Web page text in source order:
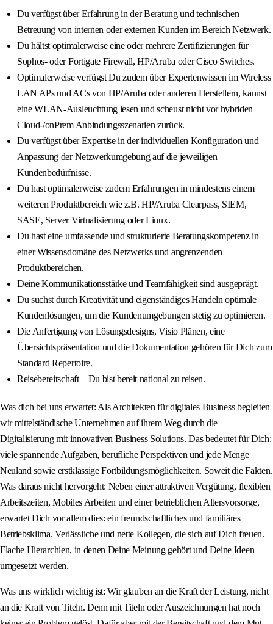
Du verfügst über Erfahrung in der Beratung und technischen
Betreuung von internen oder externen Kunden im Bereich Netzwerk.
Du hältst optimalerweise eine oder mehrere Zertifizierungen für
Sophos- oder Fortigate Firewall, HP/Aruba oder Cisco Switches.
Optimalerweise verfügst Du zudem über Expertenwissen im Wireless
LAN APs und ACs von HP/Aruba oder anderen Herstellern, kannst
eine WLAN-Ausleuchtung lesen und scheust nicht vor hybriden
Cloud-/onPrem Anbindungsszenarien zurück.
Du verfügst über Expertise in der individuellen Konfiguration und
Anpassung der Netzwerkumgebung auf die jeweiligen
Kundenbedürfnisse.
Du hast optimalerweise zudem Erfahrungen in mindestens einem
weiteren Produktbereich wie z.B. HP/Aruba Clearpass, SIEM,
SASE, Server Virtualisierung oder Linux.
Du hast eine umfassende und strukturierte Beratungskompetenz in
einer Wissensdomäne des Netzwerks und angrenzenden
Produktbereichen.
Deine Kommunikationsstärke und Teamfähigkeit sind ausgeprägt.
Du suchst durch Kreativität und eigenständiges Handeln optimale
Kundenlösungen, um die Kundenumgebungen stetig zu optimieren.
Die Anfertigung von Lösungsdesigns, Visio Plänen, eine
Übersichtspräsentation und die Dokumentation gehören für Dich zum
Standard Repertoire.
Reisebereitschaft – Du bist bereit national zu reisen.
Was dich bei uns erwartet: Als Architekten für digitales Business begleiten
wir mittelständische Unternehmen auf ihrem Weg durch die
Digitalisierung mit innovativen Business Solutions. Das bedeutet für Dich:
viele spannende Aufgaben, berufliche Perspektiven und jede Menge
Neuland sowie erstklassige Fortbildungsmöglichkeiten. Soweit die Fakten.
Was daraus nicht hervorgeht: Neben einer attraktiven Vergütung, flexiblen
Arbeitszeiten, Mobiles Arbeiten und einer betrieblichen Altersvorsorge,
erwartet Dich vor allem dies: ein freundschaftliches und familiäres
Betriebsklima. Verlässliche und nette Kollegen, die sich auf Dich freuen.
Flache Hierarchien, in denen Deine Meinung gehört und Deine Ideen
umgesetzt werden.
Was uns wirklich wichtig ist: Wir glauben an die Kraft der Leistung, nicht
an die Kraft von Titeln. Denn mit Titeln oder Auszeichnungen hat noch